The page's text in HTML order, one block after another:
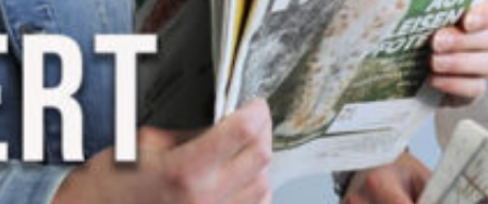
Details zum PodcastFrappé - iischalt
(ab)serviert